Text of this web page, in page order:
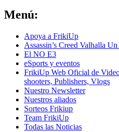
Menú:
Apoya a FrikiUp
Assassin’s Creed Valhalla
El NO E3
eSports y eventos
FrikiUp Web Oficial de
shooters, Publishers, Vlogs
Nuestro Newsletter
Nuestros aliados
Sorteos Frikiup
Team FrikiUp
Todas las Noticias